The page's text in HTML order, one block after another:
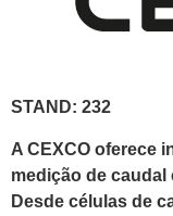
STAND: 232
A CEXCO oferece
medição de
Desde células de